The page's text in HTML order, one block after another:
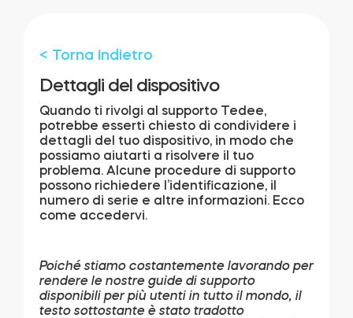
Adattatori
Casa acces
< Torna indietro
Dettagli del dispositivo
Quando ti rivolgi al supporto Tedee,
potrebbe esserti chiesto di condividere i
dettagli del tuo dispositivo, in modo che
possiamo aiutarti a risolvere il tuo
problema. Alcune procedure di supporto
possono richiedere l’identificazione, il
numero di serie e altre informazioni. Ecco
come accedervi.
Poiché stiamo costantemente lavorando per
rendere le nostre guide di supporto
disponibili per più utenti in tutto il mondo, il
testo sottostante è stato tradotto